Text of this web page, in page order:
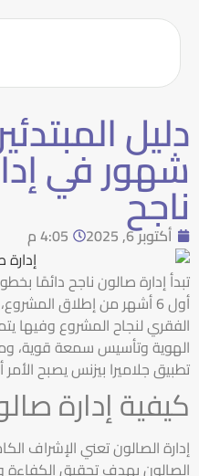
شهور في
ناجح
أكتوبر 6, 2025
4:05 م
تبدأ إدارة صالون ناجح دائمًا
أول 6 أشهر من إطلاق
الفقري لنجاح المشروع وفيها
الهوية وتأسيس سمعة قوية،
تطبيق جلاميرا بيزنس يصبح
كيفية إدارة
إدارة الصالون تعني الإشراف
الصالون بهدف تحقيق الكفاءة